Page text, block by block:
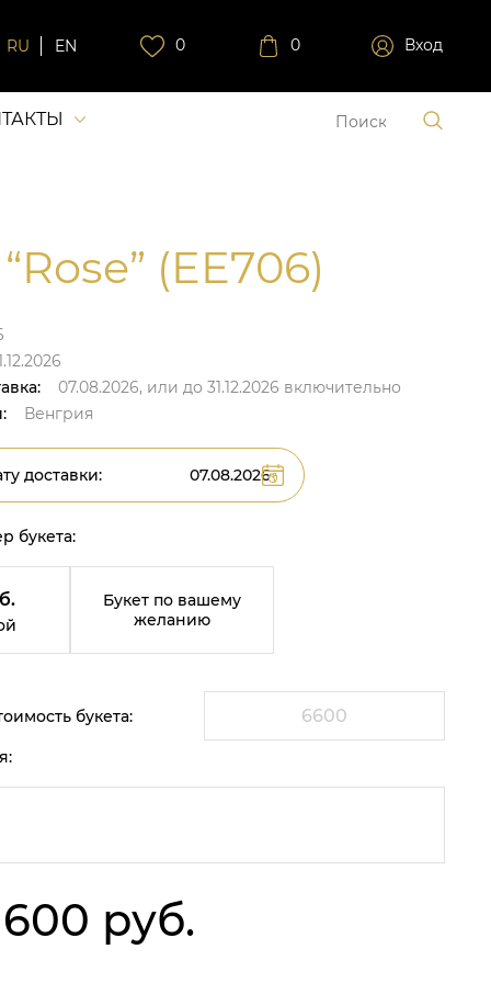
RU EN 0 0 Вход
(EE706)
07.08.2026, или до 31.12.2026 включительно
Венгрия
доставки:
букета:
Букет по вашему
желанию
букета:
руб.